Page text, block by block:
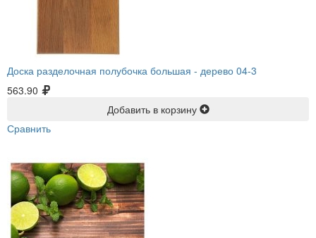
Доска разделочная полубочка большая - дерево 04-3
563.90
Добавить в корзину
Сравнить